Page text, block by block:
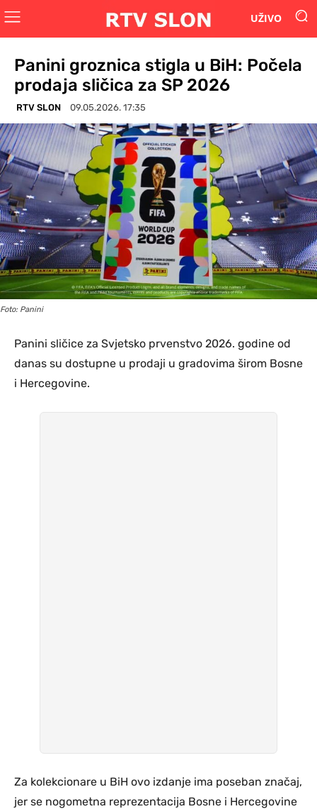
UŽIVO
Panini groznica stigla u BiH: Počela
prodaja sličica za SP 2026
RTV SLON 09.05.2026. 17:35
Foto: Panini
Panini sličice za Svjetsko prvenstvo 2026. godine od
danas su dostupne u prodaji u gradovima širom Bosne
i Hercegovine.
Za kolekcionare u BiH ovo izdanje ima poseban značaj,
jer se nogometna reprezentacija Bosne i Hercegovine